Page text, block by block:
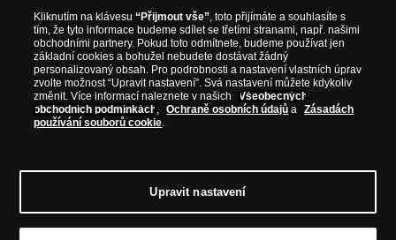
Kliknutím na klávesu“Přijmout vše”, toto přijímáte a souhlasíte s
tím, že tyto informace budeme sdílet se třetími stranami, např. našimi
obchodními partnery. Pokud toto odmítnete, budeme používat jen
základní cookies a bohužel nebudete dostávat žádný
personalizovaný obsah. Pro podrobnosti a nastavení vlastních úprav
zvolte možnost “Upravit nastavení”. Svá nastavení můžete kdykoliv
změnit. Více informací naleznete v našich
Všeobecných
obchodních podmínkách , Ochraně osobních údajů a
Zásadách
používání souborů cookie.
Upravit nastavení